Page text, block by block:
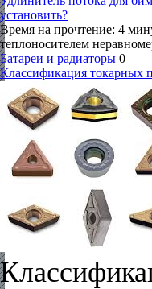
установить?
Время на прочтение: 4
теплоносителем
Батареи и радиаторы 0
Классификация токарных